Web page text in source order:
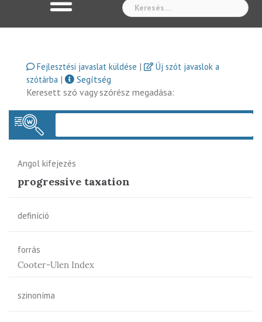
Fejlesztési javaslat küldése |
Új szót javaslok a
szótárba |
Segítség
Keresett szó vagy szórész megadása:
Angol kifejezés
progressive taxation
definíció
forrás
Cooter-Ulen Index
szinoníma